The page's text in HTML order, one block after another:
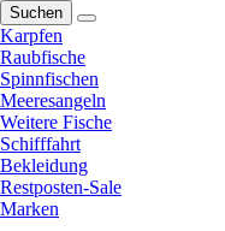
Suchen
Karpfen
Raubfische
Spinnfischen
Meeresangeln
Weitere Fische
Schifffahrt
Bekleidung
Restposten-Sale
Marken